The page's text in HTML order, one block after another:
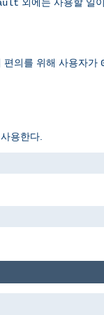
의를 위해 사용자가
용한다.